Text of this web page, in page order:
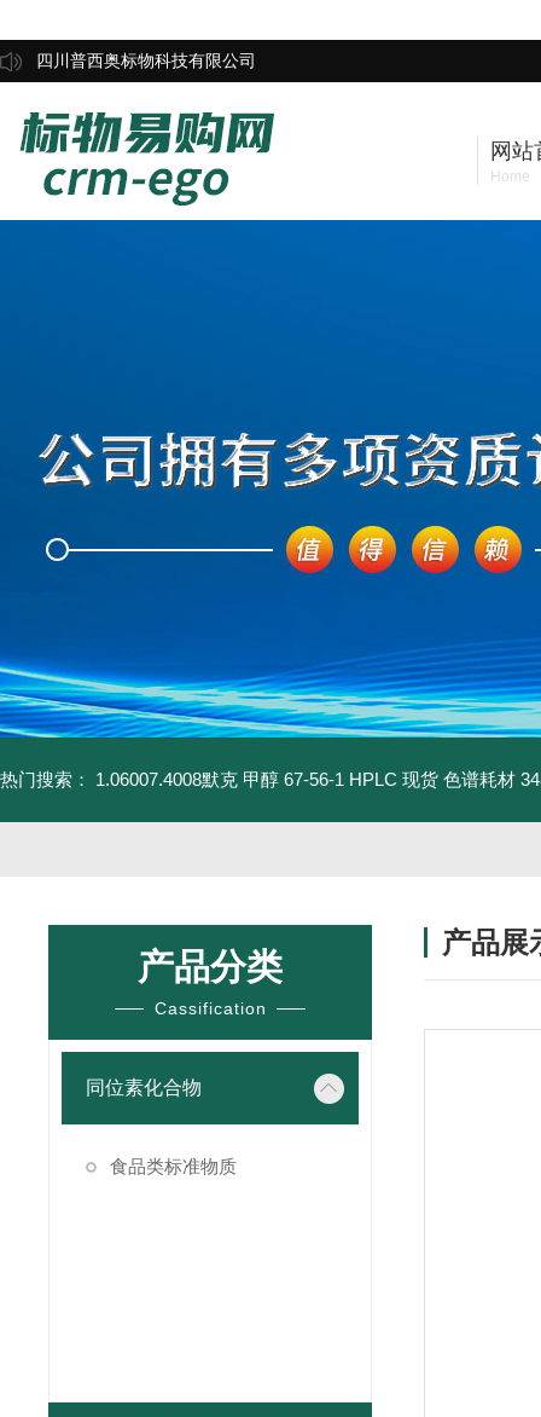
四川普西奥标物科技有限公司
网站
Home
热门搜索： 1.06007.4008默克 甲醇 67-56-1 HPLC 现货 色谱耗材
产品分类
Cassification
同位素化合物
食品类标准物质
产品展